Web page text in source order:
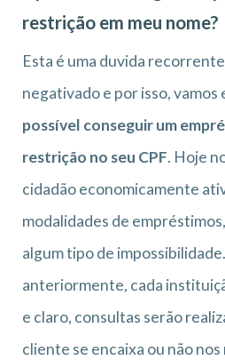
restrição em meu nome?
Esta é uma duvida
negativado e por isso, vamos
possível conseguir um
restrição no seu CPF. Hoje
cidadão economicamente
modalidades de
algum tipo de
anteriormente, cada
e claro, consultas serão
cliente se encaixa ou não